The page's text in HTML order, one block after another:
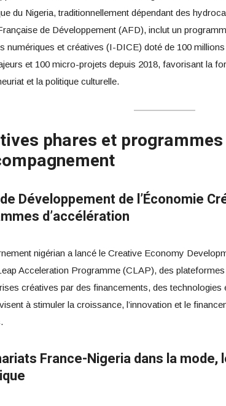
du Nigeria, traditionnellement dépendant des
de Développement (AFD), inclut un
numériques et créatives (I-DICE) doté de 100
et 100 micro-projets depuis 2018, favorisant la
et la politique culturelle.
phares et programmes
Développement de l’Économie
d’accélération
nigérian a lancé le Creative Economy
Acceleration Programme (CLAP), des
créatives par des financements, des
à stimuler la croissance, l’innovation et le
France-Nigeria dans la mode,